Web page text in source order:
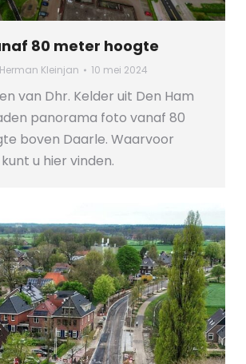
80 meter hoogte
Herman Kleinjan 10 mei 2024
van Dhr. Kelder uit Den Ham
panorama foto vanaf 80
boven Daarle. Waarvoor
u hier vinden.